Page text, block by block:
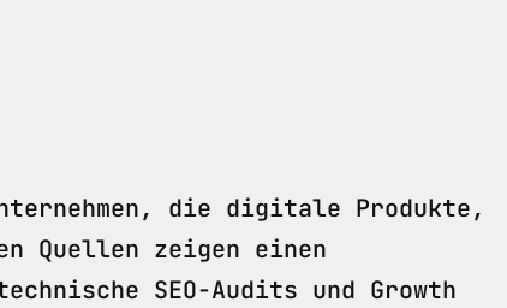
die digitale Produkte,
Quellen zeigen einen
SEO-Audits und Growth